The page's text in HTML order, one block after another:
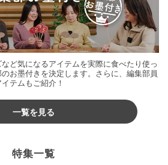
ど気になるアイテムを実際に食べたり使っ
お墨付きを決定します。さらに、編集部員
テムもご紹介！
一覧を見る
特集一覧